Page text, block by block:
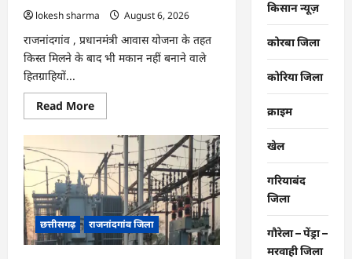
उमस
बढ़ी…
lokesh sharma
August 6, 2026
राजनांदगांव , प्रधानमंंत्री आवास योजना के तहत
किस्त मिलने के बाद भी मकान नहीं बनाने वाले
हितग्राहियों...
Read MoreRead
more
राजनांदगांव
:
किस्त
लेकर
नहीं
बनाया
आवास
145
हितग्राहियों
से
होगी
छत्तीसगढ़ राजनांदगांव जिला
किसान न्यूज़
कोरबा जिला
कोरिया जिला
क्राइम
खेल
गरियाबंद
जिला
गौरेला – पेंड्रा –
मरवाही जिला